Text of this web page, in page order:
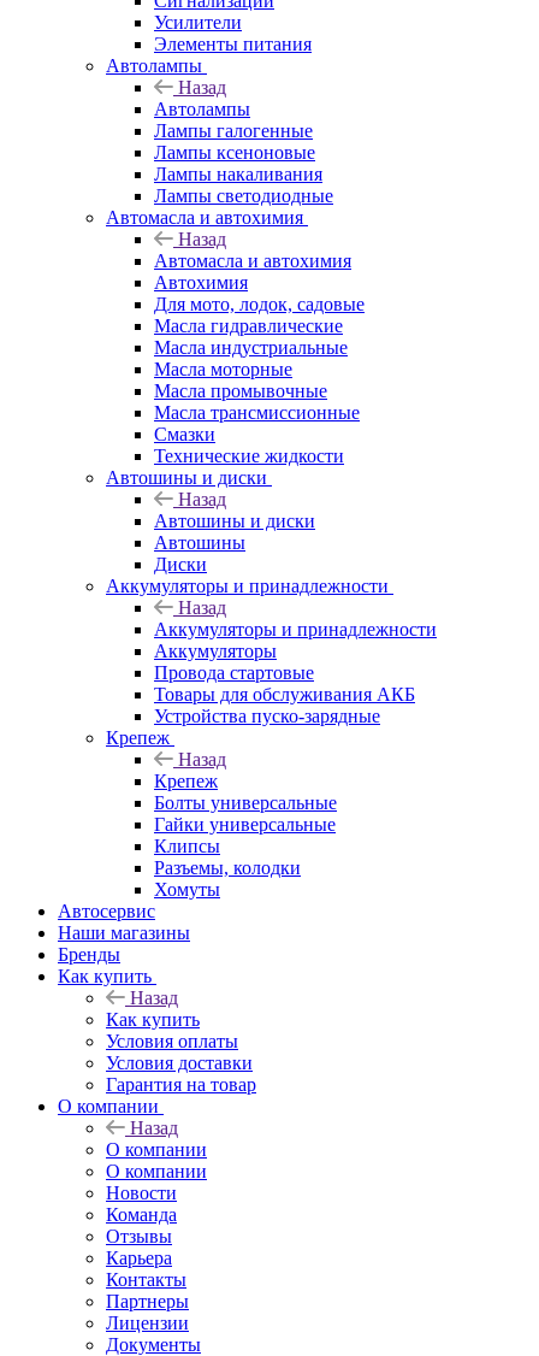
Усилители
Элементы питания
Автолампы
Назад
Автолампы
Лампы галогенные
Лампы ксеноновые
Лампы накаливания
Лампы светодиодные
Автомасла и автохимия
Назад
Автомасла и автохимия
Автохимия
Для мото, лодок, садовые
Масла гидравлические
Масла индустриальные
Масла моторные
Масла промывочные
Масла трансмиссионные
Смазки
Технические жидкости
Автошины и диски
Назад
Автошины и диски
Автошины
Диски
Аккумуляторы и принадлежности
Назад
Аккумуляторы и принадлежности
Аккумуляторы
Провода стартовые
Товары для обслуживания АКБ
Устройства пуско-зарядные
Крепеж
Назад
Крепеж
Болты универсальные
Гайки универсальные
Клипсы
Разъемы, колодки
Хомуты
Автосервис
Наши магазины
Бренды
Как купить
Назад
Как купить
Условия оплаты
Условия доставки
Гарантия на товар
О компании
Назад
О компании
О компании
Новости
Команда
Отзывы
Карьера
Контакты
Партнеры
Лицензии
Документы